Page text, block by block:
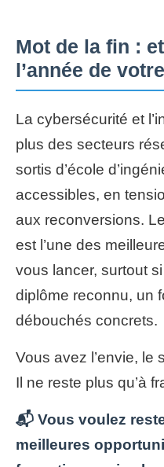
Mot de la fin :
l’année de
La cybersécurité et
plus des secteurs
sortis d’école
accessibles, en
aux reconversions.
est l’une des
vous lancer, surtout
diplôme reconnu, un
débouchés concrets.
Vous avez l’envie, le
Il ne reste plus qu’à
📬 Vous voulez
meilleures